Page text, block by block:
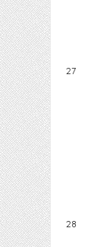
27
28